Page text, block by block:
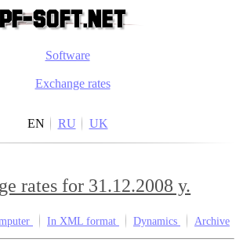
Software
Exchange rates
EN RU UK
rates for 31.12.2008 y.
In XML format Dynamics Archive